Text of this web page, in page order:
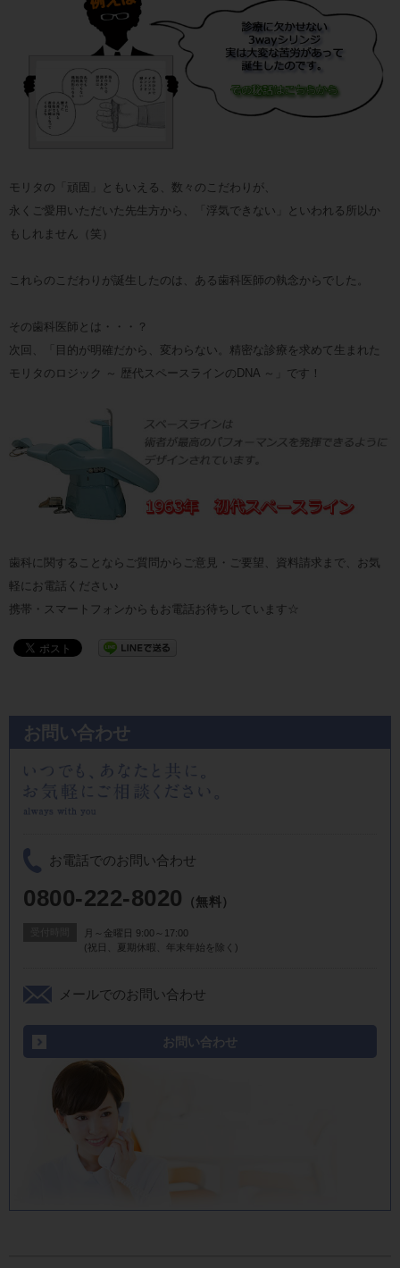
モリタの「頑固」ともいえる、数々のこだわりが、
永くご愛用いただいた先生方から、「浮気できない」といわれる所以か
もしれません（笑）
これらのこだわりが誕生したのは、ある歯科医師の執念からでした。
その歯科医師とは・・・？
次回、「目的が明確だから、変わらない。精密な診療を求めて生まれた
モリタのロジック ～ 歴代スペースラインのDNA ～」です！
歯科に関することならご質問からご意見・ご要望、資料請求まで、お気
軽にお電話ください♪
携帯・スマートフォンからもお電話お待ちしています☆
お問い合わせ
お電話でのお問い合わせ
0800-222-8020 （無料）
月～金曜日 9:00～17:00
(祝日、夏期休暇、年末年始を除く)
メールでのお問い合わせ
お問い合わせ